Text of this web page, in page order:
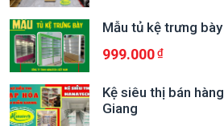
Mẫu tủ kệ trưng
999.000
Kệ siêu thị bán
Giang